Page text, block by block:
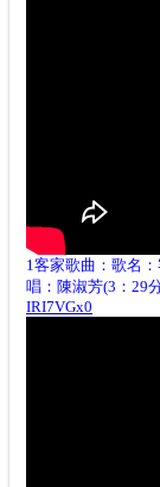
1客家歌曲：歌名：
唱：陳淑芳(3：29
IRI7VGx0